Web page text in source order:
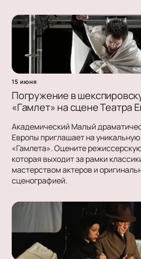
15 июня
Погружение в
«Гамлет» на сцене Театра
Академический Малый
Европы приглашает на
«Гамлета». Оцените
которая выходит за рамки
мастерством актеров и
сценографией.